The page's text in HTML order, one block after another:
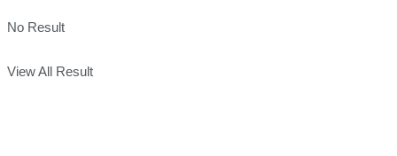
No Result
View All Result